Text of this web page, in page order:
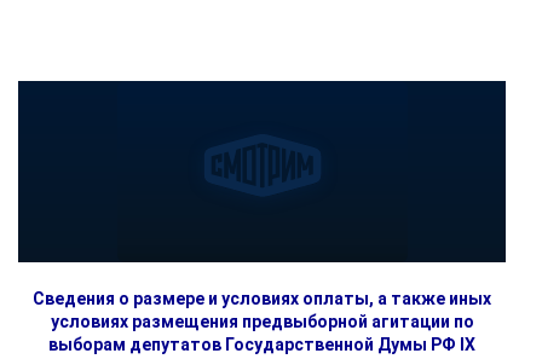
Сведения о размере и условиях оплаты, а также иных
условиях размещения предвыборной агитации по
выборам депутатов Государственной Думы РФ IX